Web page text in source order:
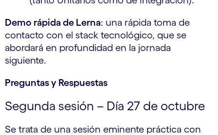
Demo rápida de Lerna: una rápida toma de
contacto con el stack tecnológico, que se
abordará en profundidad en la jornada
siguiente.
Preguntas y Respuestas
Segunda sesión – Día 27 de octubre
Se trata de una sesión eminente práctica con